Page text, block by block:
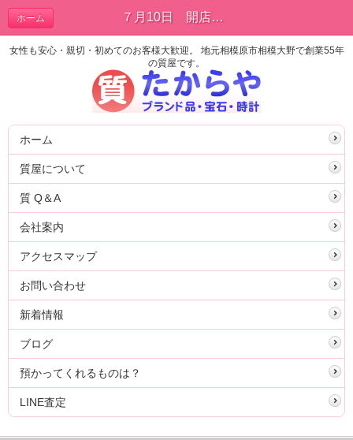
７月10日 開店時間11時 | 新着情報
ホーム
女性も安心・親切・初めてのお客様大歓迎。 地元相模原市相模大野で創業55年
の質屋です。
ホーム
質屋について
質 Q＆A
会社案内
アクセスマップ
お問い合わせ
新着情報
ブログ
預かってくれるものは？
LINE査定